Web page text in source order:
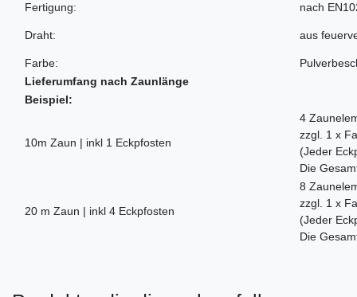
Fertigung:
Draht:
Farbe:
nach
aus
Lieferumfang nach Zaunlänge
Beispiel:
10m Zaun | inkl 1 Eckpfosten
4
zzgl. 1 x
(Jeder
Die
20 m Zaun | inkl 4 Eckpfosten
8
zzgl. 1 x
(Jeder
Die